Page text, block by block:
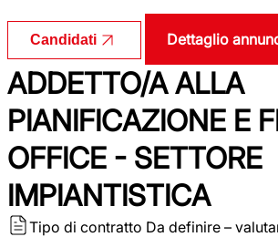
Candidati Dettaglio
ADDETTO/A ALLA
PIANIFICAZIONE E
OFFICE - SETTORE
IMPIANTISTICA
Tipo di contratto Da definire –